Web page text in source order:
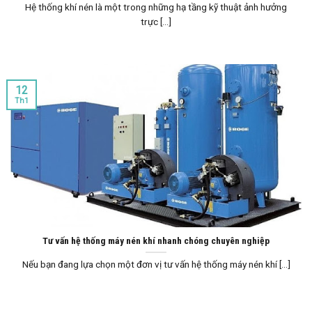
Hệ thống khí nén là một trong những hạ tầng kỹ thuật ảnh hưởng
trực [...]
Tư vấn hệ thống máy nén khí nhanh chóng chuyên nghiệp
Nếu bạn đang lựa chọn một đơn vị tư vấn hệ thống máy nén khí [...]
12
Th1